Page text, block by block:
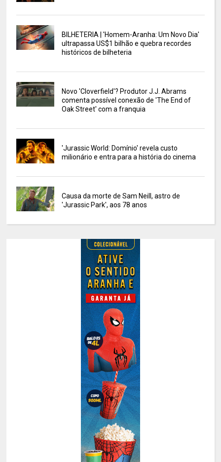
BILHETERIA | 'Homem-Aranha: Um Novo Dia'
ultrapassa US$1 bilhão e quebra recordes
históricos de bilheteria
Novo 'Cloverfield'? Produtor J.J. Abrams
comenta possível conexão de 'The End of
Oak Street' com a franquia
'Jurassic World: Domínio' revela custo
milionário e entra para a história do cinema
Causa da morte de Sam Neill, astro de
'Jurassic Park', aos 78 anos